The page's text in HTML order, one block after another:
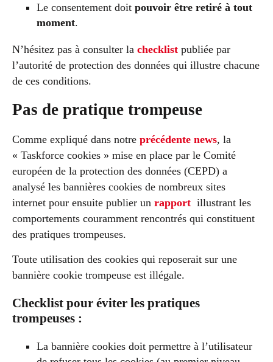
Le consentement doit pouvoir être retiré à tout
moment.
N’hésitez pas à consulter la checklist publiée par
l’autorité de protection des données qui illustre chacune
de ces conditions.
Pas de pratique trompeuse
Comme expliqué dans notre précédente news, la
« Taskforce cookies » mise en place par le Comité
européen de la protection des données (CEPD) a
analysé les bannières cookies de nombreux sites
internet pour ensuite publier un rapport illustrant les
comportements couramment rencontrés qui constituent
des pratiques trompeuses.
Toute utilisation des cookies qui reposerait sur une
bannière cookie trompeuse est illégale.
Checklist pour éviter les pratiques
trompeuses :
La bannière cookies doit permettre à l’utilisateur